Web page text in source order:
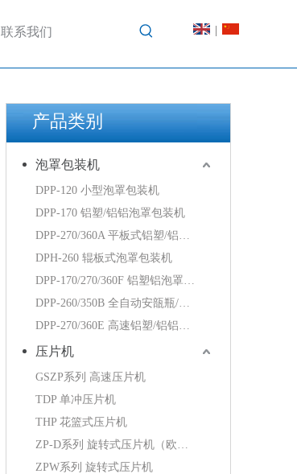
联系我们
产品类别
泡罩包装机
DPP-120 小型泡罩包装机
DPP-170 铝塑/铝铝泡罩包装机
DPH-260 辊板式泡罩包装机
压片机
GSZP系列 高速压片机
TDP 单冲压片机
THP 花篮式压片机
ZPW系列 旋转式压片机